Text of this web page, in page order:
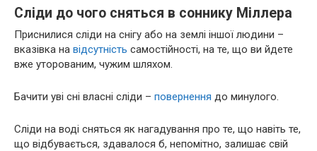
Сліди до чого сняться в соннику Міллера
Приснилися сліди на снігу або на землі іншої людини –
вказівка на відсутність самостійності, на те, що ви йдете
вже уторованим, чужим шляхом.
Бачити уві сні власні сліди – повернення до минулого.
Сліди на воді сняться як нагадування про те, що навіть те,
що відбувається, здавалося б, непомітно, залишає свій